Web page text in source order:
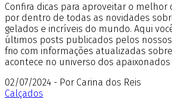
Confira dicas para aproveitar o melhor
por dentro de todas as novidades
gelados e incríveis do mundo. Aqui
últimos posts publicados pelos
frio com informações atualizadas
acontece no universo dos
02/07/2024 - Por Carina dos Reis
Calçados